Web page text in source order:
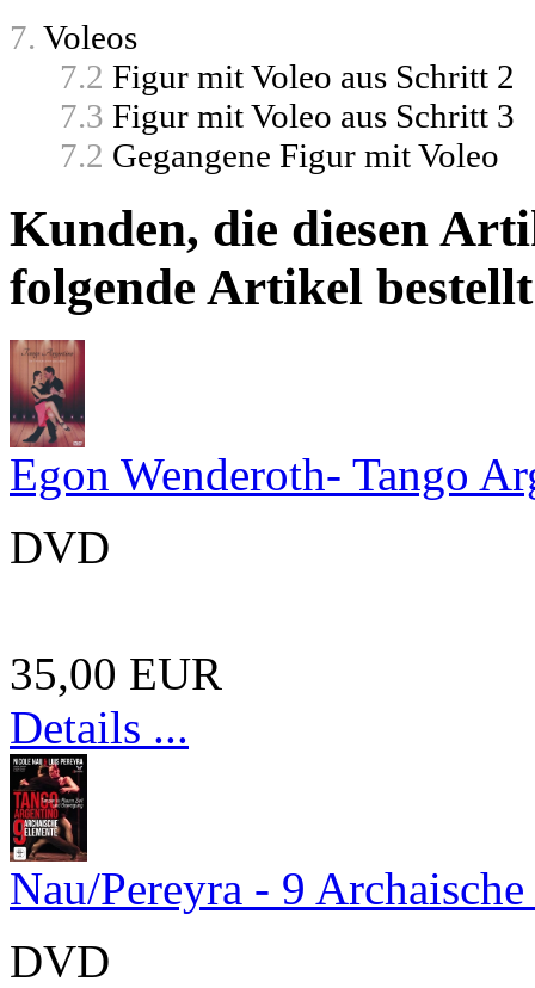
7. Voleos
7.2 Figur mit Voleo aus Schritt 2
7.3 Figur mit Voleo aus Schritt 3
7.2 Gegangene Figur mit Voleo
Kunden, die diesen
folgende Artikel
Egon Wenderoth- Tango
DVD
35,00 EUR
Details ...
Nau/Pereyra - 9
DVD